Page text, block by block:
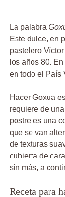
La palabra
Este dulce, en
pastelero
los años 80.
en todo el País
Hacer Goxua
requiere de
postre es una
que se van
de texturas
cubierta de
sin más, a
Receta para